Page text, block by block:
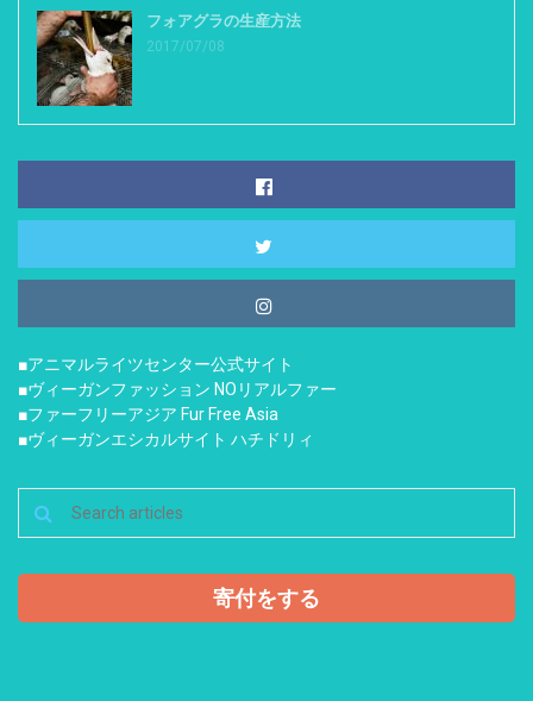
フォアグラの生産方法
2017/07/08
■アニマルライツセンター公式サイト
■ヴィーガンファッション NOリアルファー
■ファーフリーアジア Fur Free Asia
■ヴィーガンエシカルサイト ハチドリィ
寄付をする